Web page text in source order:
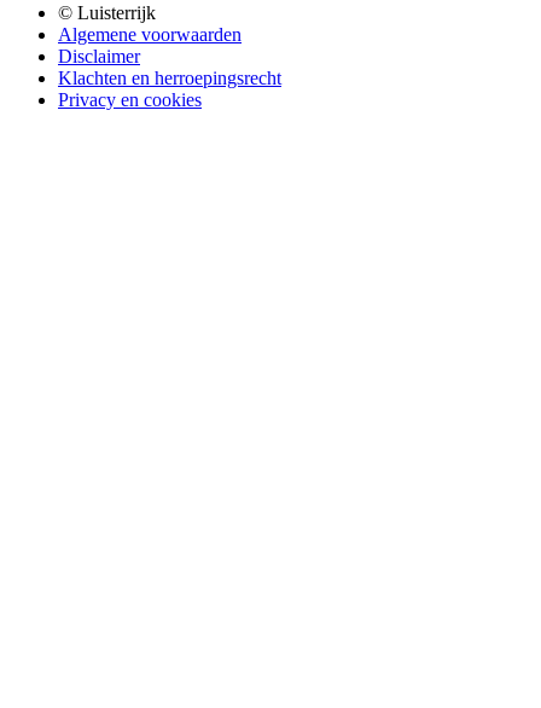
© Luisterrijk
Algemene voorwaarden
Disclaimer
Klachten en herroepingsrecht
Privacy en cookies